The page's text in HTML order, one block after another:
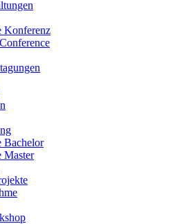
Konferenz
Bachelor
Master